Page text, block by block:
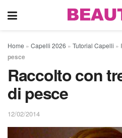
Home » Capelli 2026 » Tutorial Capelli »
pesce
Raccolto con
di pesce
12/02/2014